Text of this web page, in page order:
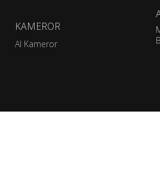
KAMEROR
AI Kameror